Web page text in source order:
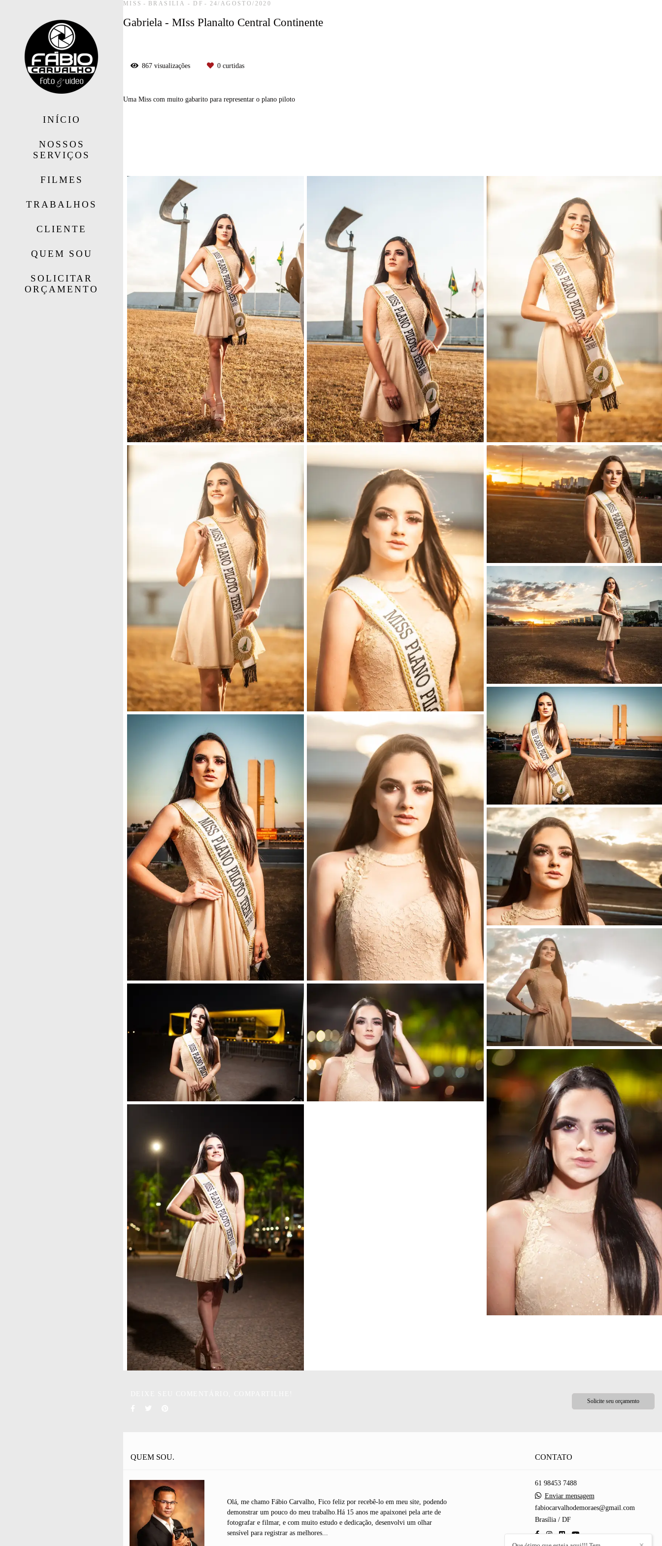
INÍCIO
NOSSOS
SERVIÇOS
FILMES
TRABALHOS
CLIENTE
QUEM SOU
SOLICITAR
ORÇAMENTO
MISS BRASILIA - DF 24/AGOSTO/2020
Gabriela - MIss Planalto Central Continente
867 visualizações 0 curtidas
Uma Miss com muito gabarito para representar o plano piloto
Solicite seu orçamento
QUEM SOU.
Olá, me chamo Fábio Carvalho, Fico feliz por recebê-lo em meu site, podendo
demonstrar um pouco do meu trabalho.Há 15 anos me apaixonei pela arte de
fotografar e filmar, e com muito estudo e dedicação, desenvolvi um olhar
sensível para registrar as melhores...
CONTATO
61 98453 7488
Enviar mensagem
fabiocarvalhodemoraes@gmail.com
Brasília / DF